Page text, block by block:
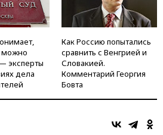
можно
эксперты
дела
Как Россию попытались
сравнить с Венгрией и
Словакией.
Комментарий Георгия
Бовта